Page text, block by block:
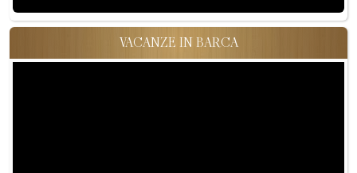
VACANZE IN BARCA